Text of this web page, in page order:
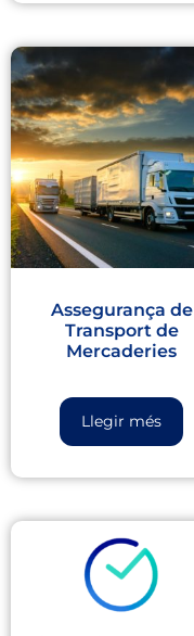
Assegurança de
Transport de
Mercaderies
Llegir més